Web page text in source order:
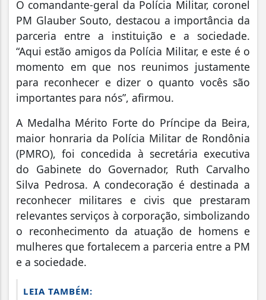
O comandante-geral da Polícia Militar, coronel
PM Glauber Souto, destacou a importância da
parceria entre a instituição e a sociedade.
“Aqui estão amigos da Polícia Militar, e este é o
momento em que nos reunimos justamente
para reconhecer e dizer o quanto vocês são
importantes para nós”, afirmou.
A Medalha Mérito Forte do Príncipe da Beira,
maior honraria da Polícia Militar de Rondônia
(PMRO), foi concedida à secretária executiva
do Gabinete do Governador, Ruth Carvalho
Silva Pedrosa. A condecoração é destinada a
reconhecer militares e civis que prestaram
relevantes serviços à corporação, simbolizando
o reconhecimento da atuação de homens e
mulheres que fortalecem a parceria entre a PM
e a sociedade.
LEIA TAMBÉM: